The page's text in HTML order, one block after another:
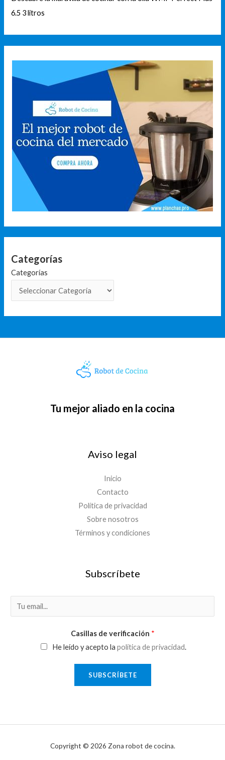
6.5 3 litros
Categorías
Categorías
Tu mejor aliado en la cocina
Aviso legal
Inicio
Contacto
Política de privacidad
Sobre nosotros
Términos y condiciones
Subscríbete
m
Casillas de verificación *
He leído y acepto la política de privacidad.
SUBSCRÍBETE
Copyright © 2026 Zona robot de cocina.